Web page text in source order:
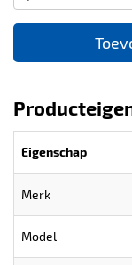
Eigenschap
Merk
Model